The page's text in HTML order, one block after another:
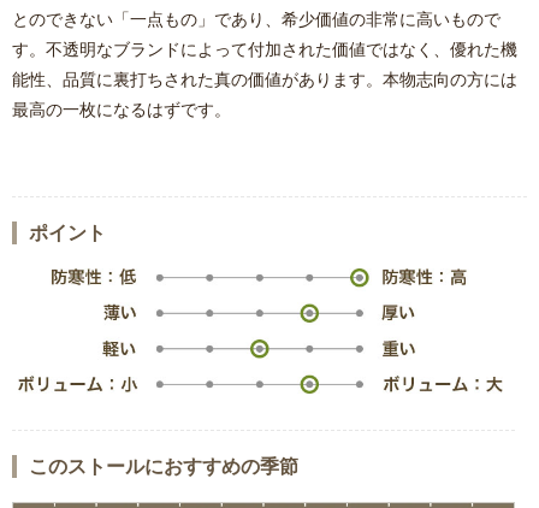
ポイント
このストールにおすすめの季節
とのできない「一点もの」であり、希少価値の非常に高いもので
す。不透明なブランドによって付加された価値ではなく、優れた機
能性、品質に裏打ちされた真の価値があります。本物志向の方には
最高の一枚になるはずです。